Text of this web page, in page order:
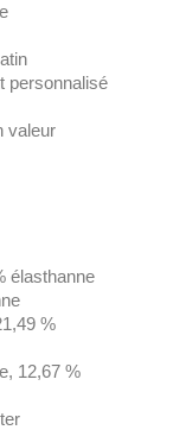
personnalisé
valeur
élasthanne
%
12,67 %